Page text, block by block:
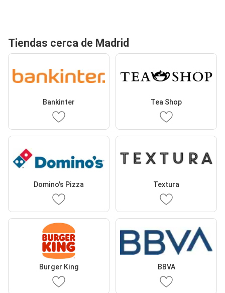
Tiendas cerca de Madrid
Bankinter Tea Shop
Domino's Pizza Textura
Burger King BBVA